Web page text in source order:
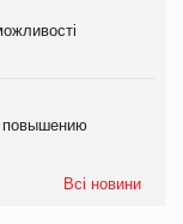
повышению
Всі новини